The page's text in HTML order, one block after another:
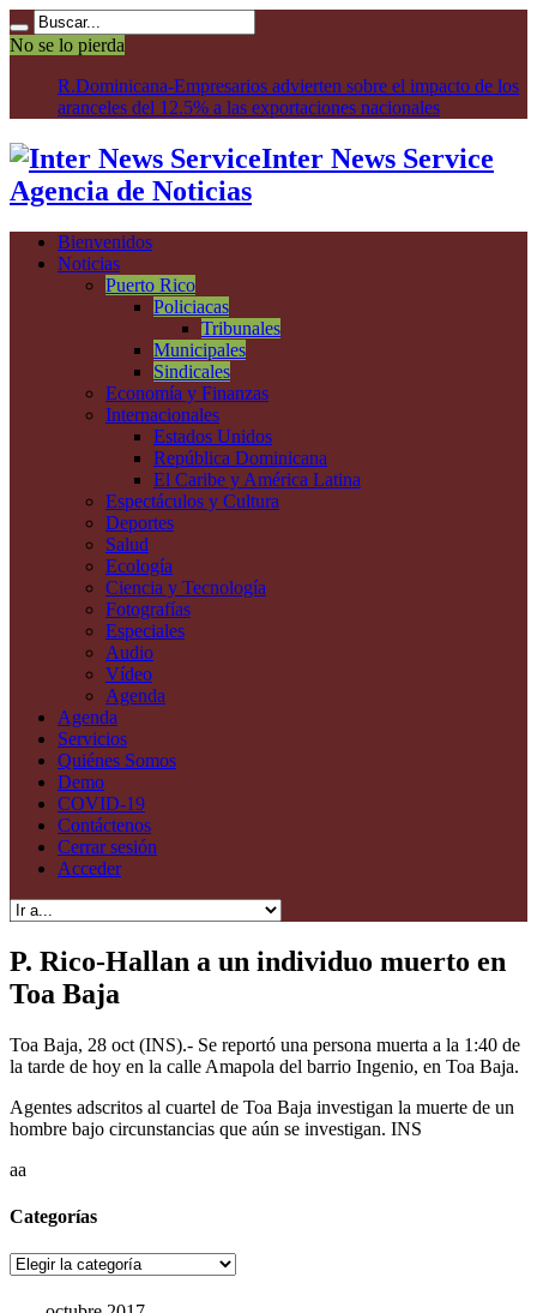
No se lo pierda
R.Dominicana-Empresarios advierten sobre el impacto de los
aranceles del 12.5% a las exportaciones nacionales
Inter News Service
Agencia de Noticias
Bienvenidos
Noticias
Puerto Rico
Policiacas
Tribunales
Municipales
Sindicales
Economía y Finanzas
Internacionales
Estados Unidos
República Dominicana
El Caribe y América Latina
Espectáculos y Cultura
Deportes
Salud
Ecología
Ciencia y Tecnología
Fotografías
Especiales
Audio
Vídeo
Agenda
Agenda
Servicios
Quiénes Somos
Demo
COVID-19
Contáctenos
Cerrar sesión
Acceder
P. Rico-Hallan a un individuo muerto en
Toa Baja
Toa Baja, 28 oct (INS).- Se reportó una persona muerta a la 1:40 de
la tarde de hoy en la calle Amapola del barrio Ingenio, en Toa Baja.
Agentes adscritos al cuartel de Toa Baja investigan la muerte de un
hombre bajo circunstancias que aún se investigan. INS
aa
Categorías
Categorías